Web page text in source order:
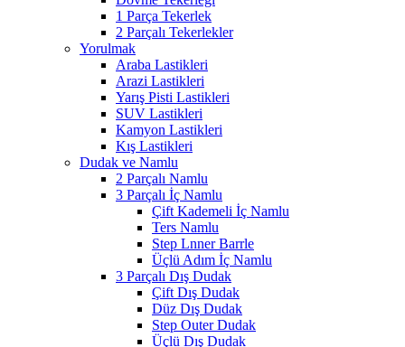
1 Parça Tekerlek
2 Parçalı Tekerlekler
Yorulmak
Araba Lastikleri
Arazi Lastikleri
Yarış Pisti Lastikleri
SUV Lastikleri
Kamyon Lastikleri
Kış Lastikleri
Dudak ve Namlu
2 Parçalı Namlu
3 Parçalı İç Namlu
Çift Kademeli İç Namlu
Ters Namlu
Step Lnner Barrle
Üçlü Adım İç Namlu
3 Parçalı Dış Dudak
Çift Dış Dudak
Düz Dış Dudak
Step Outer Dudak
Üçlü Dış Dudak